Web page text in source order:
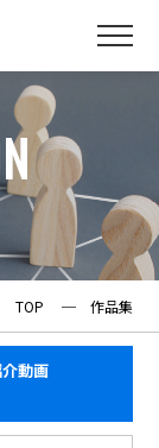
TOP ─ 作品集
動画